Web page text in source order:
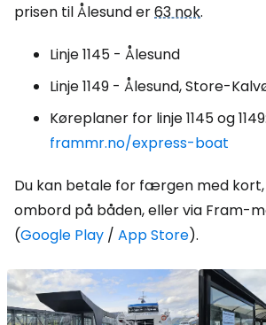
prisen til Ålesund er63 nok.
Linje 1145 - Ålesund
Linje 1149 - Ålesund, Store-
Køreplaner for linje 1145 og 1149:
frammr.no/express-boat
Du kan betale for færgen med
ombord på båden, eller via Fram-
(Google Play / App Store).